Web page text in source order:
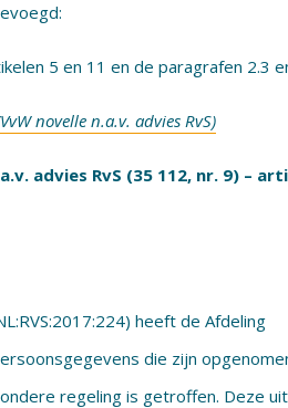
5 en 11 en de paragrafen 2.3
novelle n.a.v. advies RvS)
advies RvS (35 112, nr. 9) –
heeft de Afdeling
die zijn
regeling is getroffen. Deze